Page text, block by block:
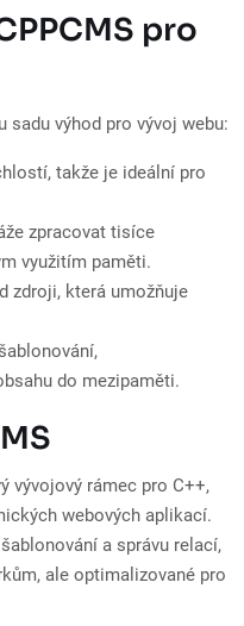
pro
sadu výhod pro vývoj webu:
takže je ideální pro
zpracovat tisíce
využitím paměti.
zdroji, která umožňuje
do mezipaměti.
vývojový rámec pro C++,
webových aplikací.
a správu relací,
ale optimalizované pro